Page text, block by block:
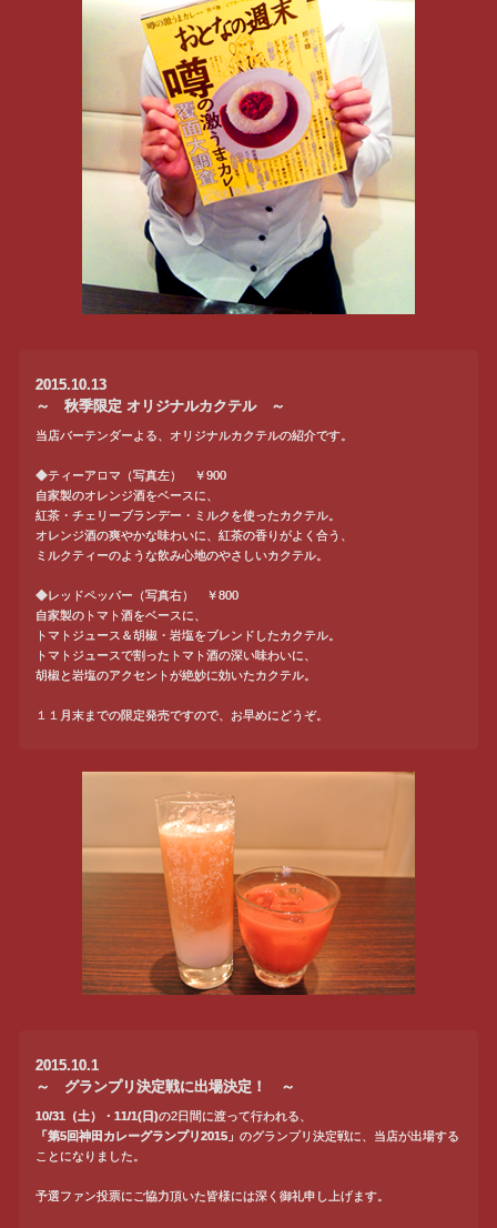
2015.10.13
～ 秋季限定 オリジナルカクテル ～
当店バーテンダーよる、オリジナルカクテルの紹介です。
◆ティーアロマ（写真左） ￥900
自家製のオレンジ酒をベースに、
紅茶・チェリーブランデー・ミルクを使ったカクテル。
オレンジ酒の爽やかな味わいに、紅茶の香りがよく合う、
ミルクティーのような飲み心地のやさしいカクテル。
◆レッドペッパー（写真右） ￥800
自家製のトマト酒をベースに、
トマトジュース＆胡椒・岩塩をブレンドしたカクテル。
トマトジュースで割ったトマト酒の深い味わいに、
胡椒と岩塩のアクセントが絶妙に効いたカクテル。
１１月末までの限定発売ですので、お早めにどうぞ。
2015.10.1
～ グランプリ決定戦に出場決定！ ～
10/31（土）・11/1(日)の2日間に渡って行われる、
「第5回神田カレーグランプリ2015」 のグランプリ決定戦に、当店が出場する
ことになりました。
予選ファン投票にご協力頂いた皆様には深く御礼申し上げます。